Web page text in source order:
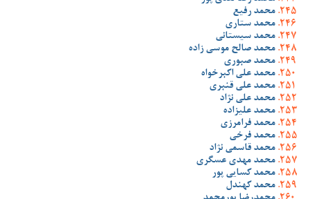
محمد رفیع
محمد ستاری
محمد سیستانی
محمد صالح موسی زاده
محمد صبوری
محمد علی اکبرخواه
محمد علی قنبری
محمد علی نژاد
محمد علیزاده
محمد فرامرزی
محمد فرخی
محمد قاسمی نژاد
محمد مهدی عسگری
محمد کسایی پور
محمد کهندل